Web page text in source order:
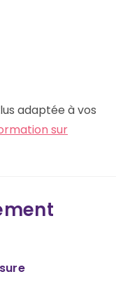
adaptée à vos
sur